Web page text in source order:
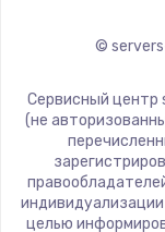
©
Сервисный центр
(не
целью